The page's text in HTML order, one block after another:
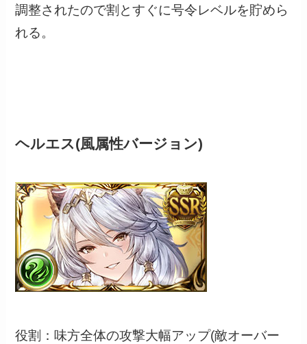
調整されたので割とすぐに号令レベルを貯めら
れる。
ヘルエス(風属性バージョン)
役割：味方全体の攻撃大幅アップ(敵オーバー